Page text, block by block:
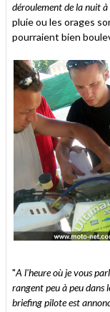
déroulement de la nuit
pluie ou les orages
pourraient bien
"A l'heure où je vous
rangent peu à peu dans
briefing pilote est